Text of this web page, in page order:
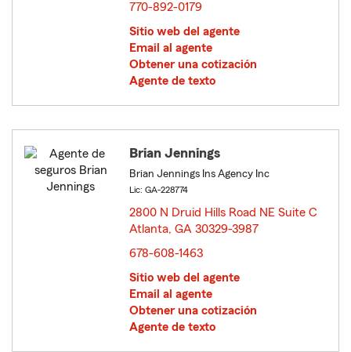
770-892-0179
Sitio web del agente
Email al agente
Obtener una cotización
Agente de texto
Brian Jennings
Brian Jennings Ins Agency Inc
Lic: GA-228774
2800 N Druid Hills Road NE Suite C
Atlanta, GA 30329-3987
678-608-1463
Sitio web del agente
Email al agente
Obtener una cotización
Agente de texto